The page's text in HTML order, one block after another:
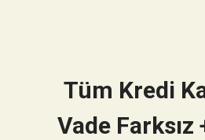
Tüm Kredi
Vade Farksız